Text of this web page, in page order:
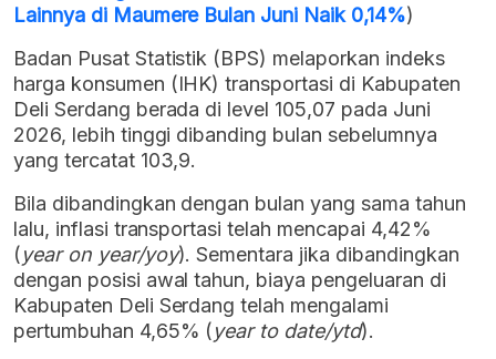
Lainnya di Maumere Bulan Juni Naik 0,14%)
Badan Pusat Statistik (BPS) melaporkan indeks
harga konsumen (IHK) transportasi di Kabupaten
Deli Serdang berada di level 105,07 pada Juni
2026, lebih tinggi dibanding bulan sebelumnya
yang tercatat 103,9.
Bila dibandingkan dengan bulan yang sama tahun
lalu, inflasi transportasi telah mencapai 4,42%
(year on year/yoy). Sementara jika dibandingkan
dengan posisi awal tahun, biaya pengeluaran di
Kabupaten Deli Serdang telah mengalami
pertumbuhan 4,65% (year to date/ytd).